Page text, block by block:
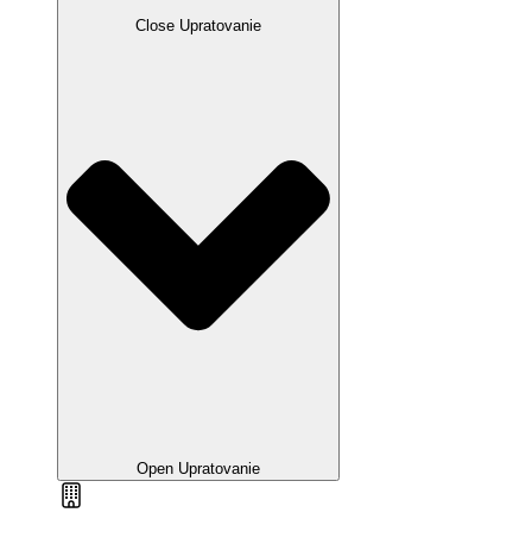
Close Upratovanie
Open Upratovanie